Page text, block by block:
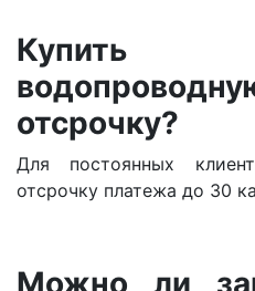
отсрочку?
Для постоянных
отсрочку платежа до 30
Можно ли